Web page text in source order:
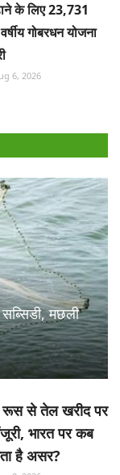
के लिए 23,731
गोबरधन योजना
6, 2026
मछली
रूस से तेल खरीद पर
भारत पर कब
है असर?